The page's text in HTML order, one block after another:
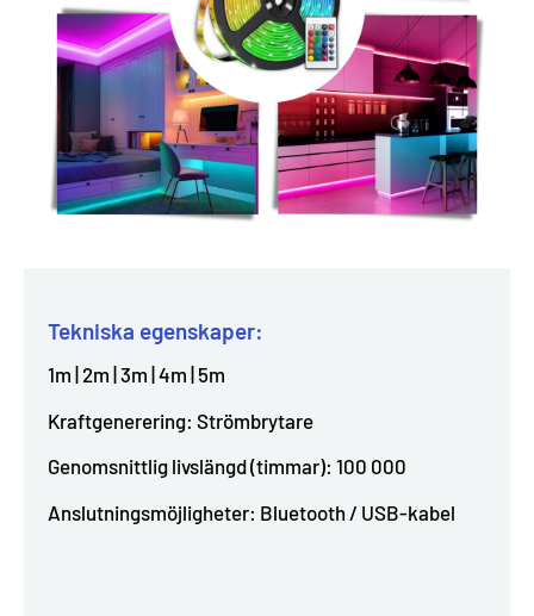
Tekniska egenskaper:
1m | 2m | 3m | 4m | 5m
Kraftgenerering: Strömbrytare
Genomsnittlig livslängd (timmar): 100 000
Anslutningsmöjligheter: Bluetooth / USB-kabel